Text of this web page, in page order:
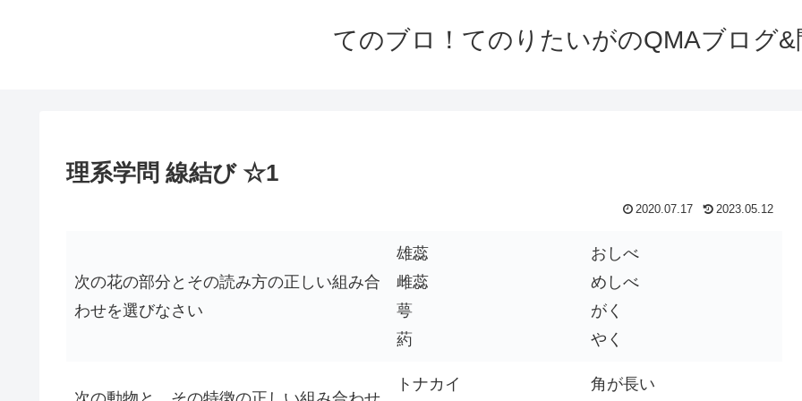
てのブロ！てのりたいがのQMAブログ&
理系学問 線結び ☆1
2020.07.17 2023.05.12
次の花の部分とその読み方の正しい組み合
わせを選びなさい
雄蕊
雌蕊
萼
葯
おしべ
めしべ
がく
やく
トナカイ 角が長い